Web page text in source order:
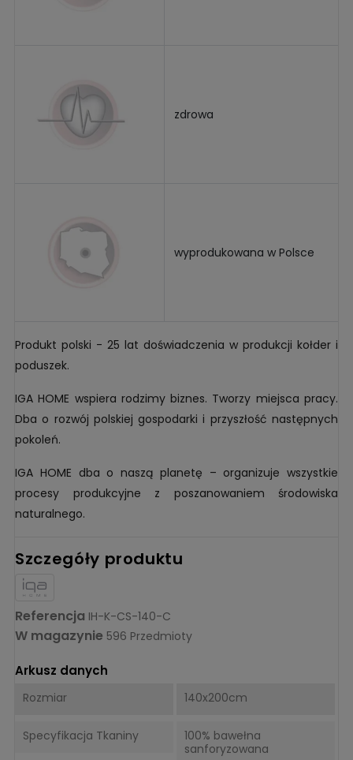
zdrowa
wyprodukowana w Polsce
Produkt polski - 25 lat doświadczenia w produkcji kołder i
poduszek.
IGA HOME wspiera rodzimy biznes. Tworzy miejsca pracy.
Dba o rozwój polskiej gospodarki i przyszłość następnych
pokoleń.
IGA HOME dba o naszą planetę – organizuje wszystkie
procesy produkcyjne z poszanowaniem środowiska
naturalnego.
Szczegóły produktu
Referencja IH-K-CS-140-C
W magazynie 596 Przedmioty
Arkusz danych
Rozmiar 140x200cm
Specyfikacja Tkaniny
100% bawełna
sanforyzowana